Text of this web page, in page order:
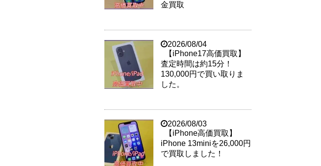
金買取
2026/08/04
【iPhone17高価買取】
査定時間は約15分！
130,000円で買い取りま
した。
2026/08/03
【iPhone高価買取】
iPhone 13miniを26,000円
で買取しました！